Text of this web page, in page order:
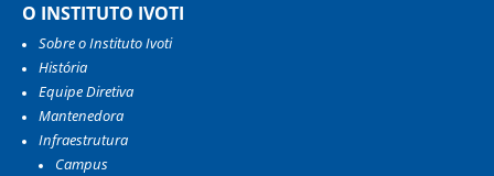
O INSTITUTO IVOTI
Sobre o Instituto Ivoti
História
Equipe Diretiva
Mantenedora
Infraestrutura
Campus